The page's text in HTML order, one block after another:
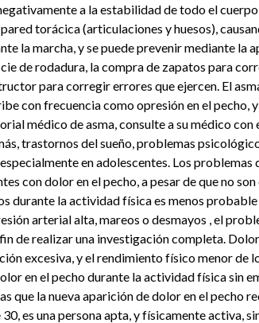
a la estabilidad de todo el
torácica (articulaciones y huesos),
la marcha, y se puede prevenir mediante la
de rodadura, la compra de zapatos para
para corregir errores que ejercen. El
con frecuencia como opresión en el pecho,
médico de asma, consulte a su médico
trastornos del sueño, problemas
en adolescentes. Los
con dolor en el pecho, a pesar de que no
durante la actividad física es menos
arterial alta, mareos o desmayos , el
de realizar una investigación completa.
excesiva, y el rendimiento físico menor de
en el pecho durante la actividad física sin
que la nueva aparición de dolor en el pecho
es una persona apta, y físicamente activa,